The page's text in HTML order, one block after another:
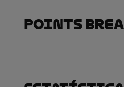
Points